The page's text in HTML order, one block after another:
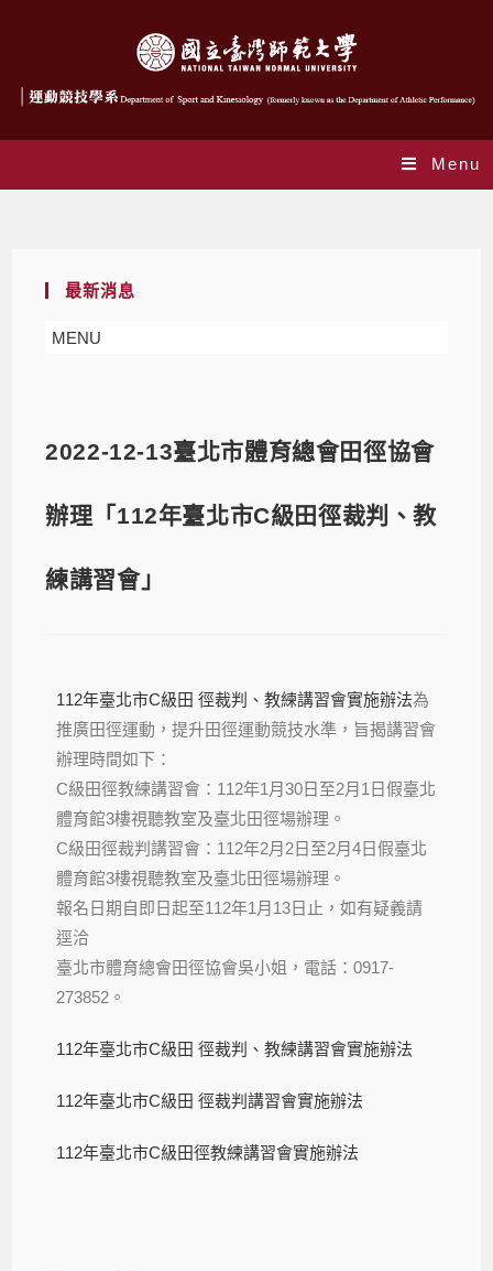
Menu
最新消息
MENU
2022-12-13臺北市體育總會田徑協會
辦理「112年臺北市C級田徑裁判、教
練講習會」
112年臺北市C級田 徑裁判、教練講習會實施辦法為
推廣田徑運動，提升田徑運動競技水準，旨揭講習會
辦理時間如下：
C級田徑教練講習會：112年1月30日至2月1日假臺北
體育館3樓視聽教室及臺北田徑場辦理。
C級田徑裁判講習會：112年2月2日至2月4日假臺北
體育館3樓視聽教室及臺北田徑場辦理。
報名日期自即日起至112年1月13日止，如有疑義請
逕洽
臺北市體育總會田徑協會吳小姐，電話：0917-
273852。
112年臺北市C級田 徑裁判、教練講習會實施辦法
112年臺北市C級田 徑裁判講習會實施辦法
112年臺北市C級田徑教練講習會實施辦法